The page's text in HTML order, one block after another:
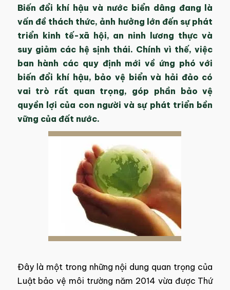
Biến đổi khí hậu và nước biển dâng đang là
vấn đề thách thức, ảnh hưởng lớn đến sự phát
triển kinh tế-xã hội, an ninh lương thực và
suy giảm các hệ sịnh thái. Chính vì thế, việc
ban hành các quy định mới về ứng phó với
biến đổi khí hậu, bảo vệ biển và hải đảo có
vai trò rất quan trọng, góp phần bảo vệ
quyền lợi của con người và sự phát triển bền
vững của đất nước.
​Đây là một trong những nội dung quan trọng của
Luật bảo vệ môi trường năm 2014 vừa được Thứ